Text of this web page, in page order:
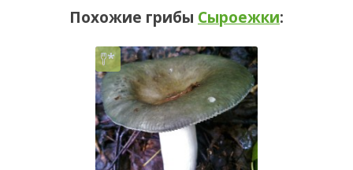
Похожие грибы Сыроежки: